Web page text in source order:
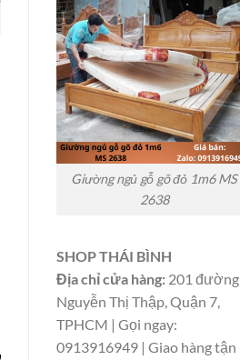
Giường ngủ gỗ gõ đỏ 1m6 MS
2638
SHOP THÁI BÌNH
Địa chỉ cửa hàng:201 đường
Nguyễn Thị Thập, Quận 7,
TPHCM | Gọi ngay:
0913916949 | Giao hàng tận